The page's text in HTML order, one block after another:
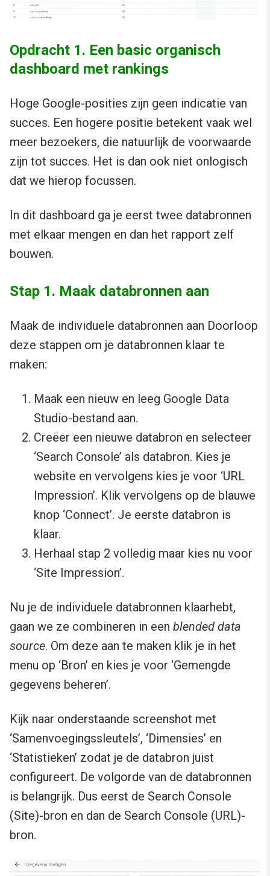
Opdracht 1. Een basic organisch
dashboard met rankings
Hoge Google-posities zijn geen indicatie van
succes. Een hogere positie betekent vaak wel
meer bezoekers, die natuurlijk de voorwaarde
zijn tot succes. Het is dan ook niet onlogisch
dat we hierop focussen.
In dit dashboard ga je eerst twee databronnen
met elkaar mengen en dan het rapport zelf
bouwen.
Stap 1. Maak databronnen aan
Maak de individuele databronnen aan Doorloop
deze stappen om je databronnen klaar te
maken:
Maak een nieuw en leeg Google Data
Studio-bestand aan.
Creëer een nieuwe databron en selecteer
‘Search Console’ als databron. Kies je
website en vervolgens kies je voor ‘URL
Impression’. Klik vervolgens op de blauwe
knop ‘Connect’. Je eerste databron is
klaar.
Herhaal stap 2 volledig maar kies nu voor
‘Site Impression’.
Nu je de individuele databronnen klaarhebt,
gaan we ze combineren in een blended data
source. Om deze aan te maken klik je in het
menu op ‘Bron’ en kies je voor ‘Gemengde
gegevens beheren’.
Kijk naar onderstaande screenshot met
‘Samenvoegingssleutels’, ‘Dimensies’ en
‘Statistieken’ zodat je de databron juist
configureert. De volgorde van de databronnen
is belangrijk. Dus eerst de Search Console
(Site)-bron en dan de Search Console (URL)-
bron.